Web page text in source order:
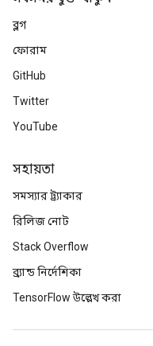
ব্লগ
ফোরাম
GitHub
Twitter
YouTube
সহায়তা
সমস্যার ট্র্যাকার
রিলিজ নোট
Stack Overflow
ব্র্যান্ড নির্দেশিকা
TensorFlow উল্লেখ করা